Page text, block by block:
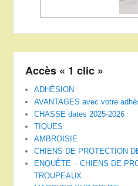
Accès « 1 clic »
ADHÉSION
AVANTAGES avec votre
CHASSE dates 2025-2026
TIQUES
AMBROISIE
CHIENS DE PROTECTION
ENQUÊTE – CHIENS DE
TROUPEAUX